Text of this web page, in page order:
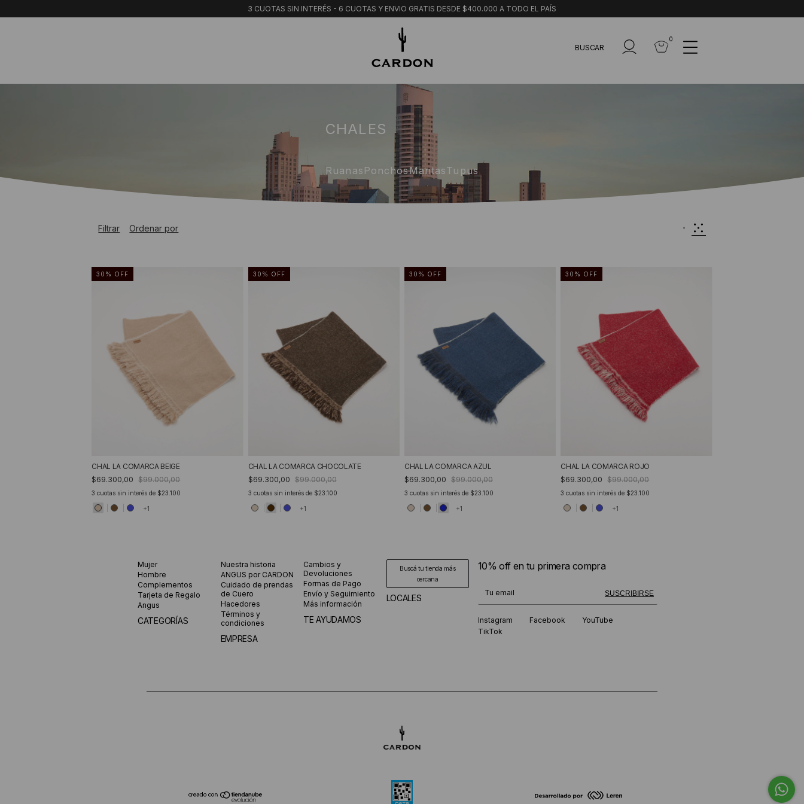
3 CUOTAS SIN INTERÉS - 6 CUOTAS Y ENVIO GRATIS DESDE $400.000 A TODO EL PAÍS
BUSCAR
0
CHALES
Ruanas PonchosMantasTupus
Filtrar Ordenar por
30 % OFF
CHAL LA COMARCA BEIGE
$69.300,00
$99.000,00
3 cuotas sin interés de $23.100
+1
30 % OFF
CHAL LA COMARCA CHOCOLATE
$69.300,00 $99.000,00
3 cuotas sin interés de $23.100
+1
30 % OFF
CHAL LA COMARCA AZUL
$69.300,00 $99.000,00
3 cuotas sin interés de $23.100
+1
30 % OFF
CHAL LA COMARCA ROJO
$69.300,00
$99.000,00
3 cuotas sin interés de $23.100
+1
Mujer
Hombre
Complementos
Tarjeta de Regalo
Angus
CATEGORÍAS
Nuestra historia
ANGUS por CARDON
Cuidado de prendas
de Cuero
Hacedores
Términos y
condiciones
EMPRESA
Cambios y
Devoluciones
Formas de Pago
Envío y Seguimiento
Más información
TE AYUDAMOS
Buscá tu tienda más
cercana
LOCALES
10% off en tu primera compra
SUSCRIBIRSE
¡Te suscribiste exitosamente!
Instagram Facebook
YouTube
TikTok